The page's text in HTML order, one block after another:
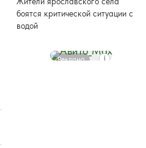
боятся критической ситуации с
водой
Реклама